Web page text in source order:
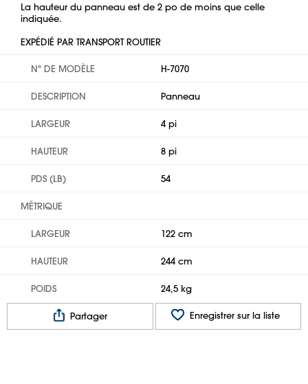
La hauteur du panneau est de 2 po de moins que celle
indiquée.
EXPÉDIÉ PAR TRANSPORT ROUTIER
Nº DE MODÈLE H-7070
DESCRIPTION Panneau
LARGEUR 4 pi
HAUTEUR 8 pi
PDS (LB) 54
MÉTRIQUE
LARGEUR 122 cm
HAUTEUR 244 cm
POIDS 24,5 kg
Partager Enregistrer sur la liste